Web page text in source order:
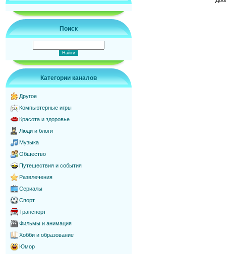
Поиск
Категории каналов
Другое
Компьютерные игры
Красота и здоровье
Люди и блоги
Музыка
Общество
Путешествия и события
Развлечения
Сериалы
Спорт
Транспорт
Фильмы и анимация
Хобби и образование
Юмор